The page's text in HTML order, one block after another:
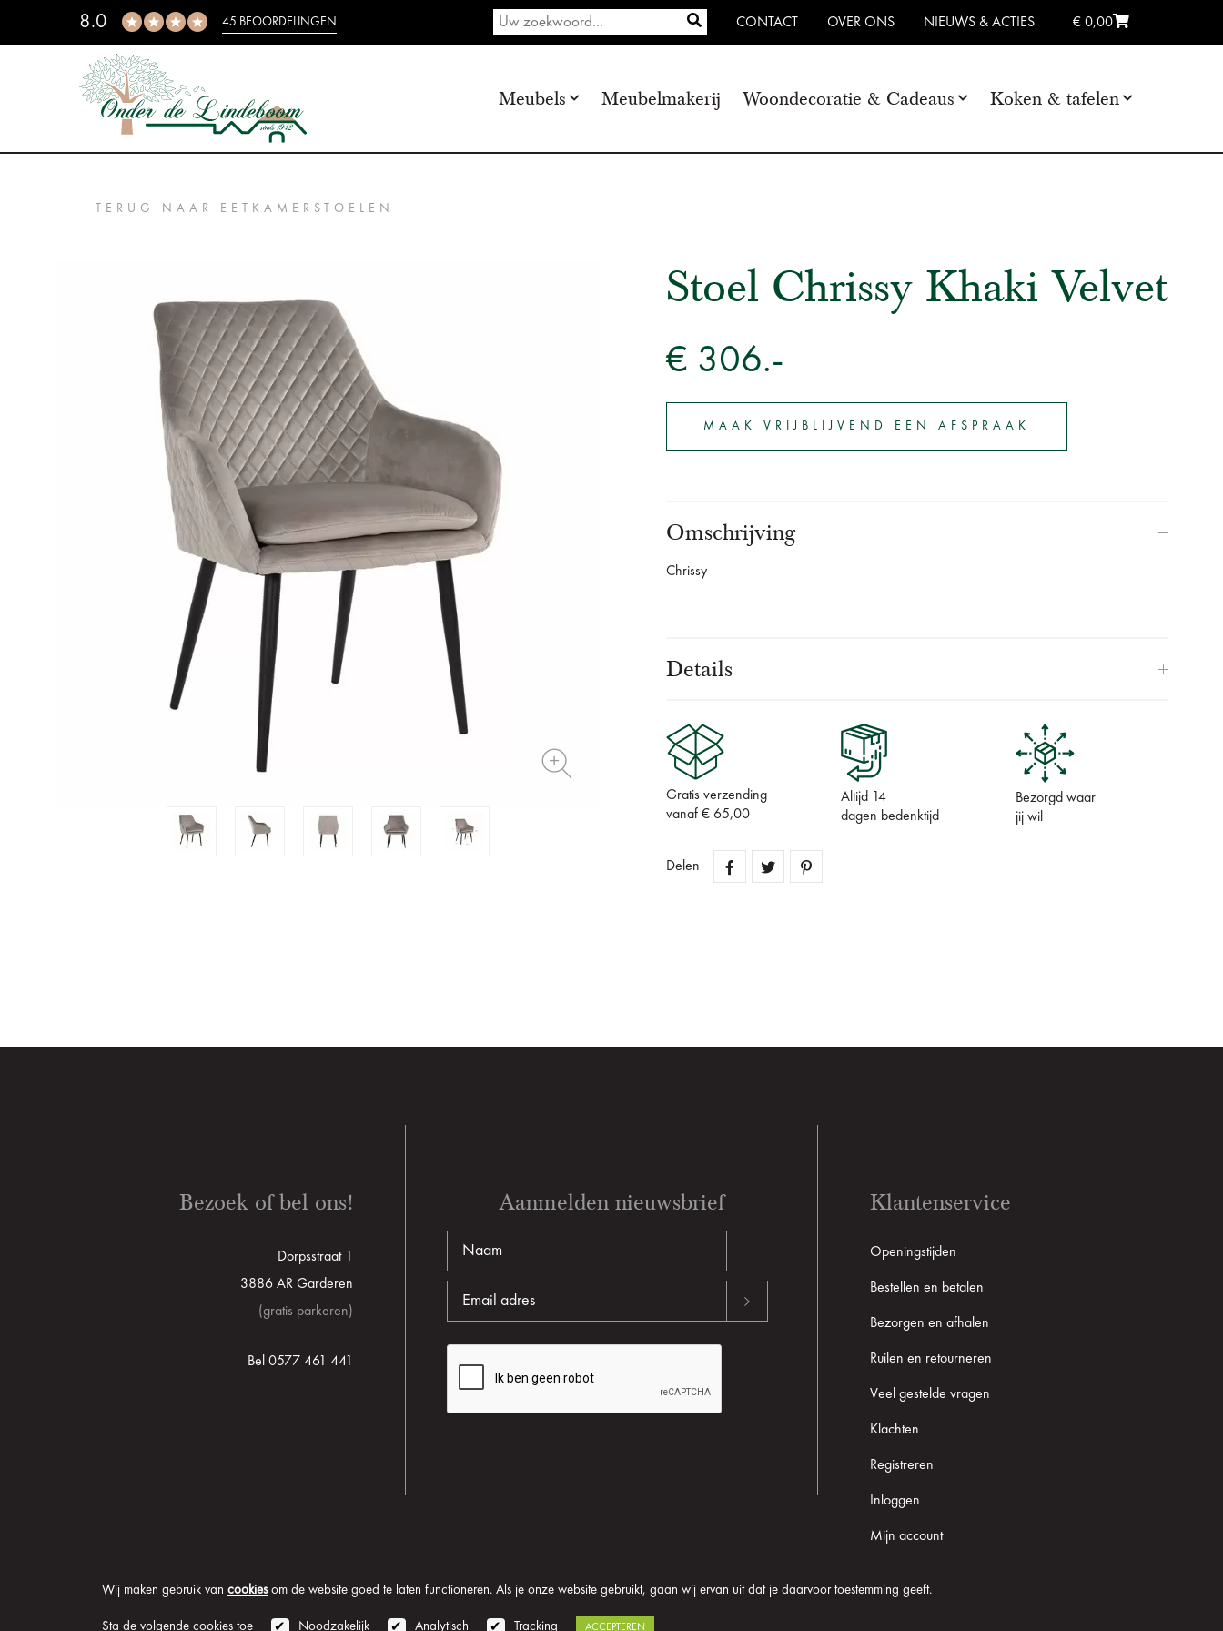
Wij maken gebruik van cookiesom de website goed te laten functioneren. Als je onze website gebruikt, gaan wij ervan uit dat je daarvoor toestemming geeft.
Sta de volgende cookies toe Noodzakelijk Analytisch Tracking ACCEPTEREN
8.0 45 BEOORDELINGEN CONTACT OVER ONS NIEUWS & ACTIES € 0,00
Meubels Meubelmakerij Woondecoratie & Cadeaus Koken & tafelen
TERUG NAAR EETKAMERSTOELEN
Stoel Chrissy Khaki Velvet
€ 306.-
MAAK VRIJBLIJVEND EEN AFSPRAAK
Omschrijving
Chrissy
Details
Gratis verzending
vanaf € 65,00
Altijd 14
dagen bedenktijd
Bezorgd waar
jij wil
Delen
Aanmelden nieuwsbrief
Bezoek of bel ons!
Dorpsstraat 1
3886 AR Garderen
(gratis parkeren)
Bel 0577 461 441
Klantenservice
Openingstijden
Bestellen en betalen
Bezorgen en afhalen
Ruilen en retourneren
Veel gestelde vragen
Klachten
Registreren
Inloggen
Mijn account
© 2026 Onder de Lindeboom Algemene voorwaarden Disclaimer Privacy verklaring Cookie informatie